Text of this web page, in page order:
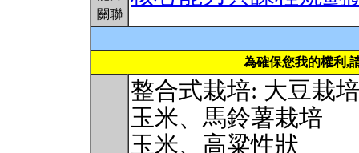
關聯
為確保您我的權利,
整合式栽培: 大豆栽培
玉米、馬鈴薯栽培
玉米、高粱性狀